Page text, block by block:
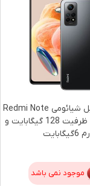
گوشی موبایل شیائومی Redmi Note
12 Pro 4G ظرفیت 128 گیگابایت و
رم 6گیگابایت
موجود نمی باشد